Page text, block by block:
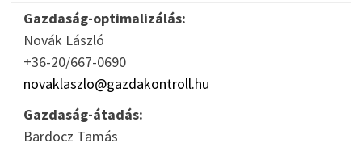
Gazdaság-optimalizálás:
Novák László
+36-20/667-0690
novaklaszlo@gazdakontroll.hu
Gazdaság-átadás:
Bardocz Tamás